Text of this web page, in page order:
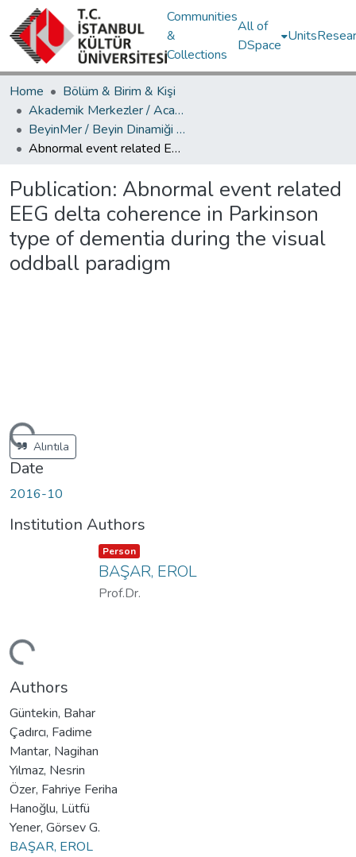
Communities
&
Collections
All of
DSpace
Units
Home
Bölüm & Birim & Kişi
Akademik Merkezler / Academic Centers
BeyinMer / Beyin Dinamiği Araştırma Merkezi
Abnormal event related EEG delta coherence in Parkinson type of dementia during the visual oddball paradigm
Publication: Abnormal event related
EEG delta coherence in Parkinson
type of dementia during the visual
oddball paradigm
Alıntıla
Date
2016-10
Institution Authors
Item type:
Person ,
BAŞAR, EROL
Prof.Dr.
Authors
Güntekin, Bahar
Çadırcı, Fadime
Mantar, Nagihan
Yılmaz, Nesrin
Özer, Fahriye Feriha
Hanoğlu, Lütfü
Yener, Görsev G.
BAŞAR, EROL